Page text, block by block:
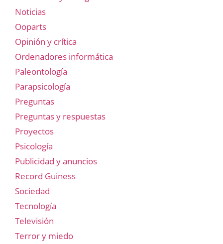
Noticias
Ooparts
Opinión y crítica
Ordenadores informática
Paleontología
Parapsicología
Preguntas
Preguntas y respuestas
Proyectos
Psicología
Publicidad y anuncios
Record Guiness
Sociedad
Tecnología
Televisión
Terror y miedo